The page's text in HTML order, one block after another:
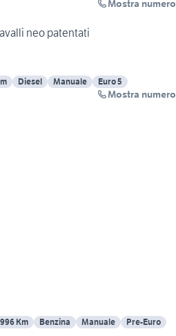
Mostra numero
neo patentati
Diesel Manuale
Euro 5
Mostra numero
Km Benzina Manuale Pre-Euro